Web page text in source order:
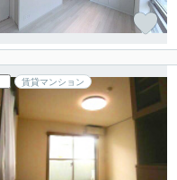
賃貸マンション